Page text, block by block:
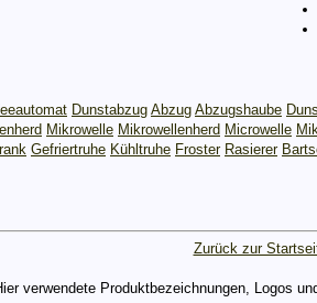
Dunstabzug Abzug Abzugshaube
Mikrowelle Mikrowellenherd Microwelle
Gefriertruhe Kühltruhe Froster Rasierer
Zurück zur
verwendete Produktbezeichnungen, Logos